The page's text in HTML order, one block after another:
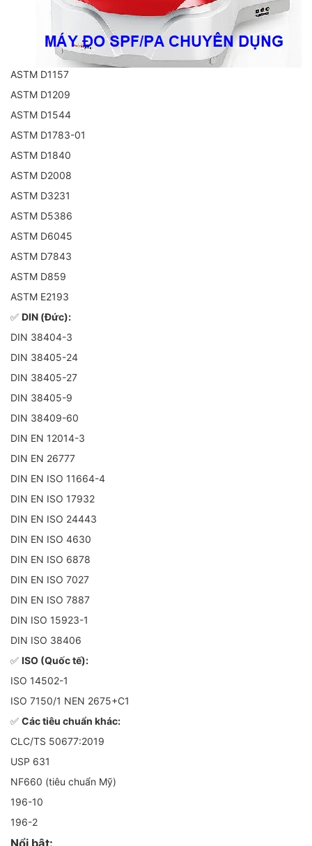
ASTM D1157
ASTM D1209
ASTM D1544
ASTM D1783-01
ASTM D1840
ASTM D2008
ASTM D3231
ASTM D5386
ASTM D6045
ASTM D7843
ASTM D859
ASTM E2193
✅ DIN (Đức):
DIN 38404-3
DIN 38405-24
DIN 38405-27
DIN 38405-9
DIN 38409-60
DIN EN 12014-3
DIN EN 26777
DIN EN ISO 11664-4
DIN EN ISO 17932
DIN EN ISO 24443
DIN EN ISO 4630
DIN EN ISO 6878
DIN EN ISO 7027
DIN EN ISO 7887
DIN ISO 15923-1
DIN ISO 38406
✅ ISO (Quốc tế):
ISO 14502-1
ISO 7150/1 NEN 2675+C1
✅ Các tiêu chuẩn khác:
CLC/TS 50677:2019
USP 631
NF660 (tiêu chuẩn Mỹ)
196-10
196-2
Nổi bật: